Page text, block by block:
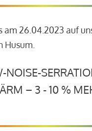
am 26.04.2023 auf
Husum.
– 3 - 10 %